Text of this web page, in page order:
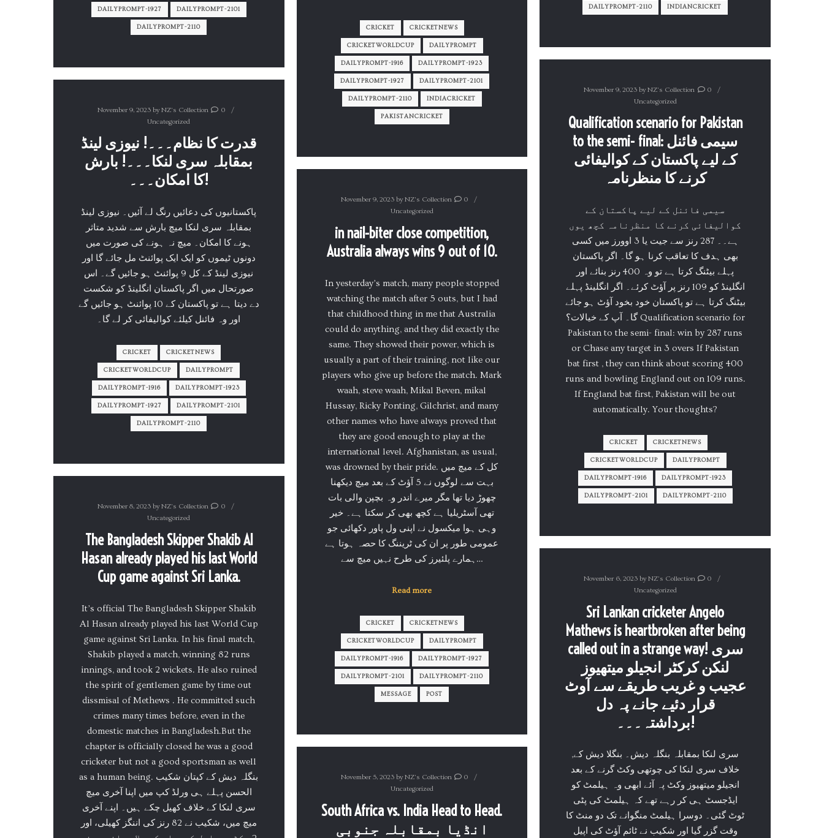
DAILYPROMPT-2110 INDIANCRICKET
CRICKET CRICKETNEWS
CRICKETWORLDCUP DAILYPROMPT
DAILYPROMPT-1916 DAILYPROMPT-1923
DAILYPROMPT-1927 DAILYPROMPT-2101
DAILYPROMPT-2110 INDIACRICKET
PAKISTANCRICKET
DAILYPROMPT-1927 DAILYPROMPT-2101
DAILYPROMPT-2110
November 9, 2023 byNZ's Collection
0
Uncategorized
Qualification scenario for Pakistan
to the semi- final: سیمی فائنل
کے لیے پاکستان کے کوالیفائی
کرنے کا منظرنامہ
سیمی فائنل کے لیے پاکستان کے
کوالیفائی کرنے کا منظرنامہ کچھ یوں
ہے۔۔ 287 رنز سے جیت یا 3 اوورز میں کسی
بھی ہدف کا تعاقب کرنا ہو گا۔ اگر پاکستان
پہلے بیٹنگ کرتا ہے تو وہ 400 رنز بنائے اور
انگلینڈ کو 109 رنز پر آؤٹ کرئے۔ اگر انگلینڈ پہلے
بیٹنگ کرتا ہے تو پاکستان خود بخود آؤٹ ہو جائے
گا۔ آپ کے خیالات؟ Qualification scenario for
Pakistan to the semi- final: win by 287 runs
or Chase any target in 3 overs If Pakistan
bat first , they can think about scoring 400
runs and bowling England out on 109 runs.
If England bat first, Pakistan will be out
automatically. Your thoughts?
CRICKET CRICKETNEWS
CRICKETWORLDCUP DAILYPROMPT
DAILYPROMPT-1916 DAILYPROMPT-1923
DAILYPROMPT-2101 DAILYPROMPT-2110
November 9, 2023 byNZ's Collection
0
Uncategorized
قدرت کا نظام۔۔۔! نیوزی لینڈ
بمقابلہ سری لنکا۔۔۔! بارش
کا امکان۔۔۔!
پاکستانیوں کی دعائیں رنگ لے آئیں۔ نیوزی لینڈ
بمقابلہ سری لنکا میچ بارش سے شدید متاثر
ہونے کا امکان۔ میچ نہ ہونے کی صورت میں
دونوں ٹیموں کو ایک ایک پوائنٹ مل جائے گا اور
نیوزی لینڈ کے کل 9 پوائنٹ ہو جائیں گے۔ اس
صورتحال میں اگر پاکستان انگلینڈ کو شکست
دے دیتا ہے تو پاکستان کے 10 پوائنٹ ہو جائیں گے
اور وہ فائنل کیلئے کوالیفائی کر لے گا۔
CRICKET CRICKETNEWS
CRICKETWORLDCUP DAILYPROMPT
DAILYPROMPT-1916 DAILYPROMPT-1923
DAILYPROMPT-1927 DAILYPROMPT-2101
DAILYPROMPT-2110
November 9, 2023byNZ's Collection
0
Uncategorized
in nail-biter close competition,
Australia always wins 9 out of 10.
In yesterday’s match, many people stopped
watching the match after 5 outs, but I had
that childhood thing in me that Australia
could do anything, and they did exactly the
same. They showed their power, which is
usually a part of their training, not like our
players who give up before the match. Mark
waah, steve waah, Mikal Beven, mikal
Hussay, Ricky Ponting, Gilchrist, and many
other names who have always proved that
they are good enough to play at the
international level. Afghanistan, as usual,
was drowned by their pride. کل کے میچ میں
بہت سے لوگوں نے 5 آؤٹ کے بعد میچ دیکھنا
چھوڑ دیا تھا مگر میرے اندر وہ بچپن والی بات
تھی آسٹریلیا ہے کچھ بھی کر سکتا ہے۔ خیر
وہی ہوا میکسول نے اپنی ول پاور دکھائی جو
عمومی طور پر ان کی ٹریننگ کا حصہ ہوتا ہے
ہمارے پلئیرز کی طرح نہیں میچ سے…
Read more
CRICKET CRICKETNEWS
CRICKETWORLDCUP DAILYPROMPT
DAILYPROMPT-1916 DAILYPROMPT-1927
DAILYPROMPT-2101 DAILYPROMPT-2110
MESSAGE POST
November 8, 2023 byNZ's Collection
0
Uncategorized
The Bangladesh Skipper Shakib Al
Hasan already played his last World
Cup game against Sri Lanka.
It’s official The Bangladesh Skipper Shakib
Al Hasan already played his last World Cup
game against Sri Lanka. In his final match,
Shakib played a match, winning 82 runs
innings, and took 2 wickets. He also ruined
the spirit of gentlemen game by time out
dissmisal of Methews . He committed such
crimes many times before, even in the
domestic matches in Bangladesh.But the
chapter is officially closed he was a good
cricketer but not a good sportsman as well
as a human being. بنگلہ دیش کے کپتان شکیب
الحسن پہلے ہی ورلڈ کپ میں اپنا آخری میچ
سری لنکا کے خلاف کھیل چکے ہیں۔ اپنے آخری
میچ میں، شکیب نے 82 رنز کی اننگز کھیلی، اور
November 6, 2023byNZ's Collection
0
Uncategorized
Sri Lankan cricketer Angelo
Mathews is heartbroken after being
called out in a strange way! سری
لنکن کرکٹر انجیلو میتھیوز
عجیب و غریب طریقے سے آوٹ
قرار دئیے جانے پہ دل
برداشتہ۔۔۔!
,سری لنکا بمقابلہ بنگلہ دیش۔ بنگلا دیش کے
خلاف سری لنکا کی چوتھی وکٹ گرنے کے بعد
انجیلو میتھیوز وکٹ پہ آئے ابھی وہ ہیلمٹ کو
ایڈجسٹ ہی کر رہے تھے کہ ہیلمٹ کی پٹی
ٹوٹ گئی۔ دوسرا ہیلمٹ منگوانے تک دو منٹ کا
وقت گزر گیا اور شکیب نے ٹائم آؤٹ کی اپیل
November 5, 2023byNZ's Collection
0
Uncategorized
South Africa vs. India Head to Head.
انڈیا بمقابلہ جنوبی